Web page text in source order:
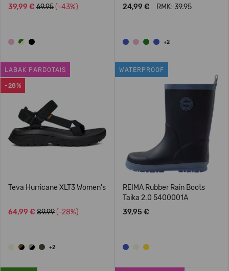
39,99 € 69.95 (-43%)
24,99 €
RMK: 39.95
+2
-28%
LABĀK PĀRDOTAIS
Teva Hurricane XLT3 Women's
64,99 € 89.99 (-28%)
+2
WATERPROOF
REIMA Rubber Rain Boots
Taika 2.0 5400001A
39,95 €